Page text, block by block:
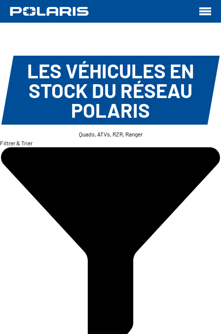
LES VÉHICULES EN
STOCK DU RÉSEAU
POLARIS
Quads, ATVs, RZR, Ranger
Filtrer & Trier